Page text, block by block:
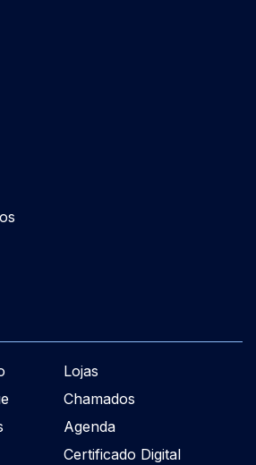
Lojas
Chamados
Agenda
Certificado Digital